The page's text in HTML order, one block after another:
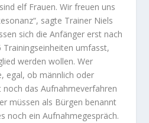
elf Frauen. Wir freuen uns
sagte Trainer Niels
sich die Anfänger erst nach
Trainingseinheiten umfasst,
werden wollen. Wer
egal, ob männlich oder
das Aufnahmeverfahren
müssen als Bürgen benannt
noch ein Aufnahmegespräch.